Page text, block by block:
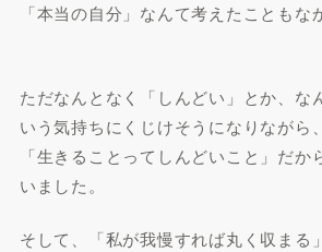
「本当の自分」なんて考えたこともな
ただなんとなく「しんどい」とか、な
いう気持ちにくじけそうになりながら、
「生きることってしんどいこと」だか
いました。
そして、「私が我慢すれば丸く収まる